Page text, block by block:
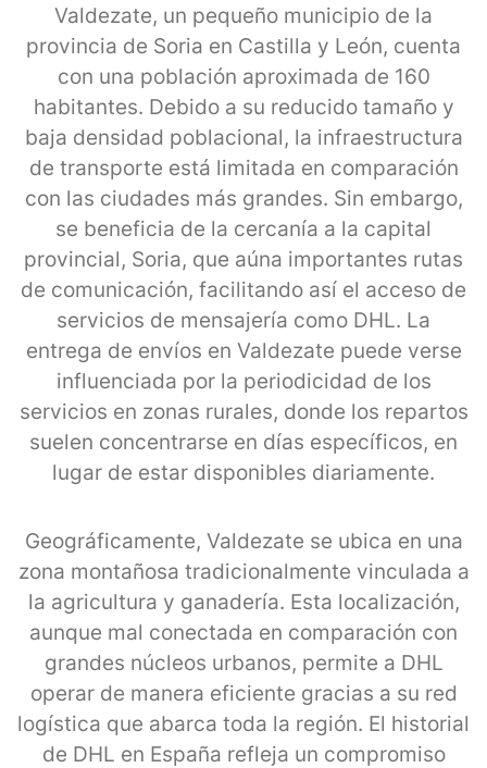
Valdezate, un pequeño municipio de la
provincia de Soria en Castilla y León, cuenta
con una población aproximada de 160
habitantes. Debido a su reducido tamaño y
baja densidad poblacional, la infraestructura
de transporte está limitada en comparación
con las ciudades más grandes. Sin embargo,
se beneficia de la cercanía a la capital
provincial, Soria, que aúna importantes rutas
de comunicación, facilitando así el acceso de
servicios de mensajería como DHL. La
entrega de envíos en Valdezate puede verse
influenciada por la periodicidad de los
servicios en zonas rurales, donde los repartos
suelen concentrarse en días específicos, en
lugar de estar disponibles diariamente.
Geográficamente, Valdezate se ubica en una
zona montañosa tradicionalmente vinculada a
la agricultura y ganadería. Esta localización,
aunque mal conectada en comparación con
grandes núcleos urbanos, permite a DHL
operar de manera eficiente gracias a su red
logística que abarca toda la región. El historial
de DHL en España refleja un compromiso